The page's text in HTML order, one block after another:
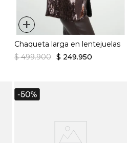
+
Chaqueta larga en lentejuelas
$ 499.900 $ 249.950